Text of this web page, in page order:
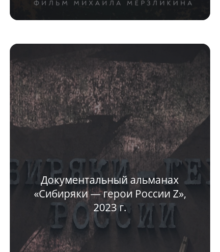
Документальный альманах
«Сибиряки — герои России Z»,
2023 г.